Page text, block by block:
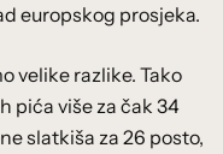
europskog prosjeka.
velike razlike. Tako
pića više za čak 34
slatkiša za 26 posto,